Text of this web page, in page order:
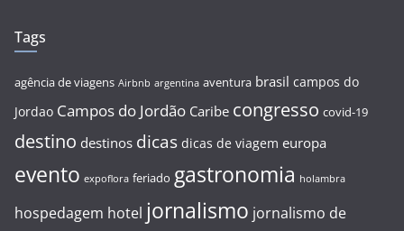
Tags
agência de viagens Airbnb argentina aventura brasil campos do
Jordao Campos do Jordão Caribe congresso covid-19
destino destinos dicas dicas de viagem europa
evento expoflora feriado gastronomia holambra
hospedagem hotel jornalismo jornalismo de